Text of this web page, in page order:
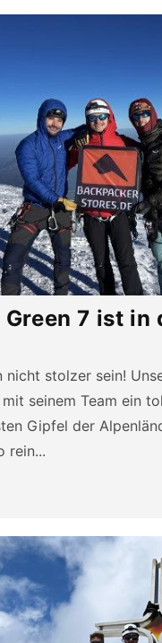
7 ist in
nicht stolzer sein!
seinem Team ein
Gipfel der
rein...